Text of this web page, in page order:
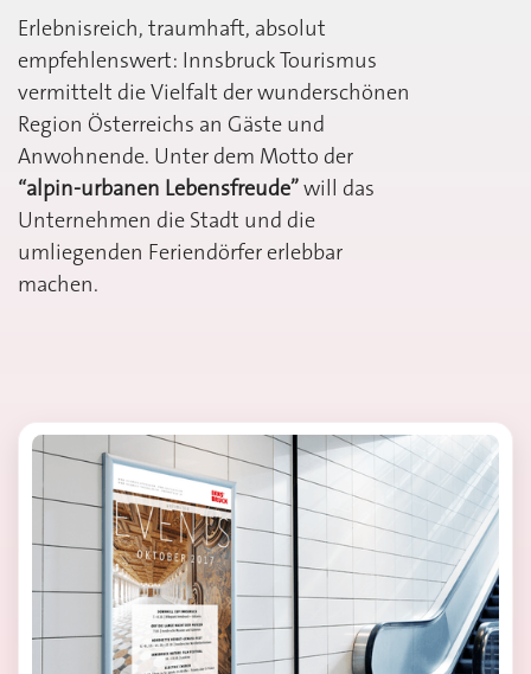
Erlebnisreich, traumhaft, absolut
empfehlenswert: Innsbruck Tourismus
vermittelt die Vielfalt der wunderschönen
Region Österreichs an Gäste und
Anwohnende. Unter dem Motto der
“alpin-urbanen Lebensfreude”will das
Unternehmen die Stadt und die
umliegenden Feriendörfer erlebbar
machen.